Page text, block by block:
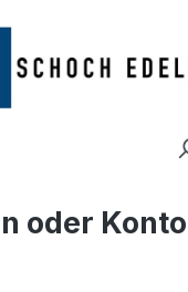
oder Konto